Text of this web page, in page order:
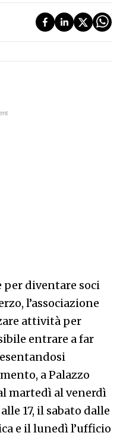
diventare soci
l’associazione
attività per
entrare a far
a Palazzo
martedì al venerdì
17, il sabato dalle
e il lunedì l’ufficio